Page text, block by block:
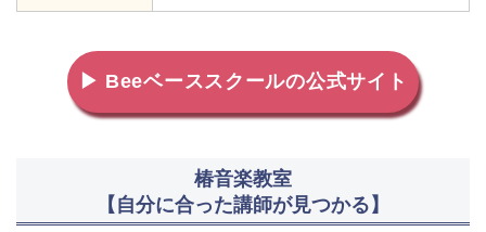
▶ Beeベーススクールの公式サイト
椿音楽教室
【自分に合った講師が見つかる】